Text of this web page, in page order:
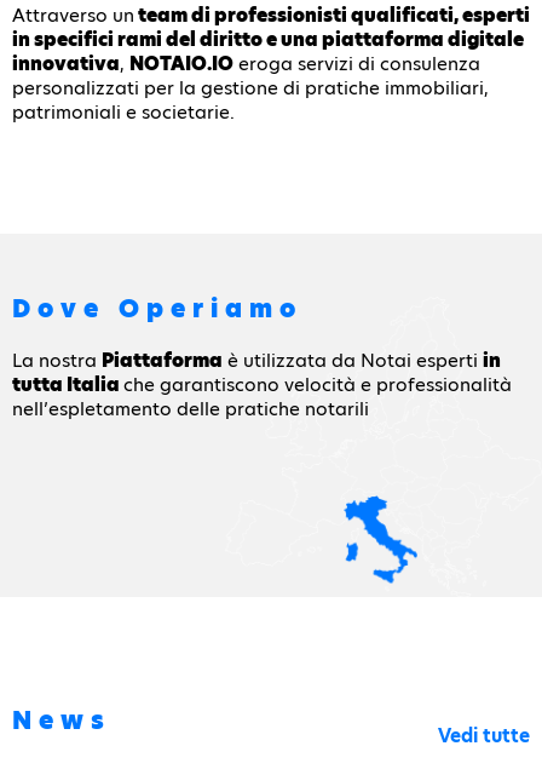
Attraverso unteam di professionisti qualificati, esperti
in specifici rami del diritto e una piattaforma digitale
innovativa, NOTAIO.IOeroga servizi di consulenza
personalizzati per la gestione di pratiche immobiliari,
patrimoniali e societarie.
Dove Operiamo
La nostra Piattaforma è utilizzata da Notai esperti in
tutta Italiache garantiscono velocità e professionalità
nell’espletamento delle pratiche notarili
News Vedi tutte